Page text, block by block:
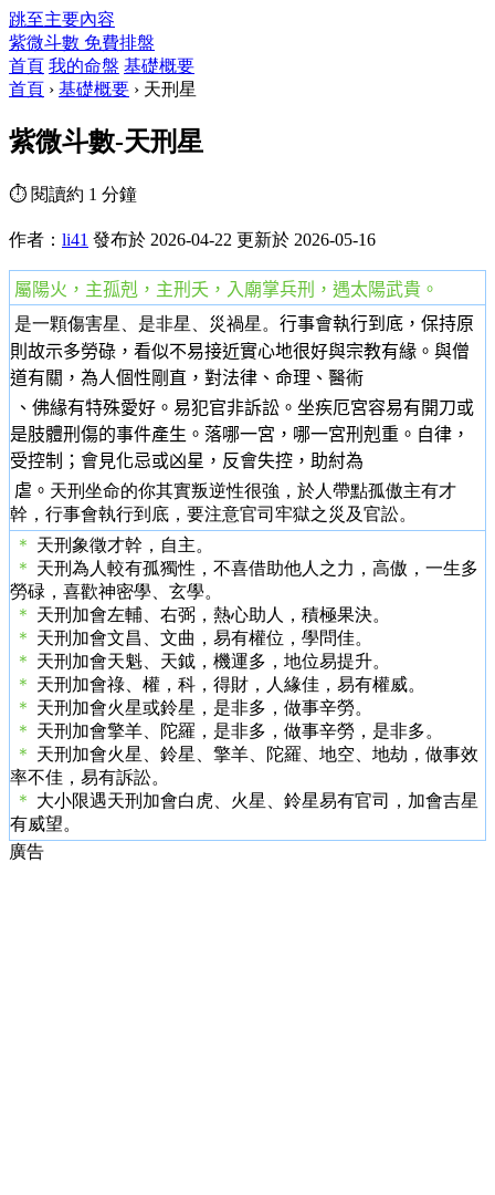
跳至主要內容
紫微斗數 免費排盤
首頁 我的命盤 基礎概要
首頁 › 基礎概要 › 天刑星
紫微斗數-天刑星
⏱ 閱讀約 1 分鐘
作者： li41 發布於 2026-04-22 更新於 2026-05-16
屬陽火， 主孤剋 ，主刑夭，入廟掌兵刑，遇太陽武貴。
是一顆傷害星、是非星、災禍星。 行事會執行到底，保持原
則故示多勞碌，看似不易接近實心地很好與宗教有緣。與僧
道有關，為人個性剛直，對法律、命理、醫術
、佛緣有特殊愛好。易犯官非訴訟。坐疾厄宮容易有開刀或
是肢體刑傷的事件產生。落哪一宮，哪一宮刑剋重。自律，
受控制；會見化忌或凶星，反會失控，助紂為
虐。 天刑坐命的你其實叛逆性很強，於人帶點孤傲主有才
幹，行事會執行到底，要注意官司牢獄之災及官訟。
＊ 天刑象徵才幹，自主。
＊ 天刑為人較有孤獨性，不喜借助他人之力，高傲，一生多
勞碌，喜歡神密學、玄學。
＊ 天刑加會左輔、右弼，熱心助人，積極果決。
＊ 天刑加會文昌、文曲，易有權位，學問佳。
＊ 天刑加會天魁、天鉞，機運多，地位易提升。
＊ 天刑加會祿、權，科，得財，人緣佳，易有權威。
＊ 天刑加會火星或鈴星，是非多，做事辛勞。
＊ 天刑加會擎羊、陀羅，是非多，做事辛勞，是非多。
＊ 天刑加會火星、鈴星、擎羊、陀羅、地空、地劫，做事效
率不佳，易有訴訟。
＊ 大小限遇天刑加會白虎、火星、鈴星易有官司，加會吉星
有威望。
廣告